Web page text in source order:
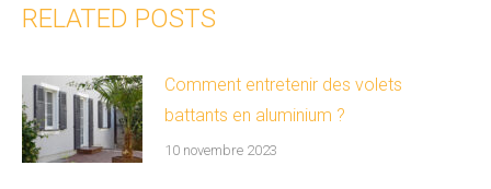
RELATED POSTS
Comment entretenir des volets
battants en aluminium ?
10 novembre 2023